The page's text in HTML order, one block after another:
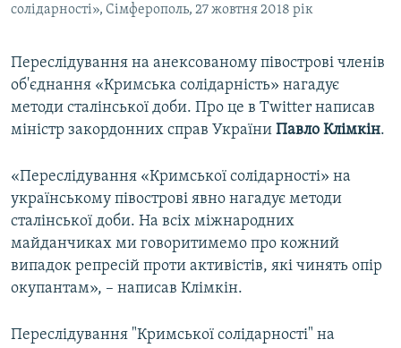
солідарності», Сімферополь, 27 жовтня 2018 рік
Переслідування на анексованому півострові членів
об'єднання «Кримська солідарність» нагадує
методи сталінської доби. Про це в Twitter написав
міністр закордонних справ України Павло Клімкін.
«Переслідування «Кримської солідарності» на
українському півострові явно нагадує методи
сталінської доби. На всіх міжнародних
майданчиках ми говоритимемо про кожний
випадок репресій проти активістів, які чинять опір
окупантам», – написав Клімкін.
Переслідування "Кримської солідарності" на